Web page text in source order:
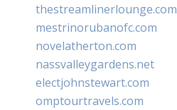
thestreamlinerlounge.com
mestrinorubanofc.com
novelatherton.com
nassvalleygardens.net
electjohnstewart.com
omptourtravels.com